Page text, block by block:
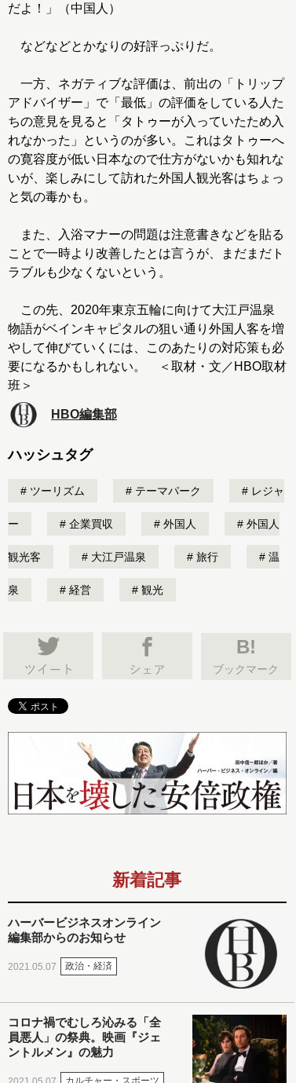
だよ！」（中国人）
などなどとかなりの好評っぷりだ。
一方、ネガティブな評価は、前出の「トリップ
アドバイザー」で「最低」の評価をしている人た
ちの意見を見ると「タトゥーが入っていたため入
れなかった」というのが多い。これはタトゥーへ
の寛容度が低い日本なので仕方がないかも知れな
いが、楽しみにして訪れた外国人観光客はちょっ
と気の毒かも。
また、入浴マナーの問題は注意書きなどを貼る
ことで一時より改善したとは言うが、まだまだト
ラブルも少なくないという。
この先、2020年東京五輪に向けて大江戸温泉
物語がベインキャピタルの狙い通り外国人客を増
やして伸びていくには、このあたりの対応策も必
要になるかもしれない。 ＜取材・文／HBO取材
班＞
HBO編集部
ハッシュタグ
ツーリズム テーマパーク レジャ
ー 企業買収 外国人 外国人
観光客 大江戸温泉 旅行 温
泉 経営 観光
B!
ブックマーク
新着記事
ハーバービジネスオンライン
編集部からのお知らせ
2021.05.07 政治・経済
コロナ禍でむしろ沁みる「全
員悪人」の祭典。映画『ジェ
ントルメン』の魅力
カルチャー・スポーツ